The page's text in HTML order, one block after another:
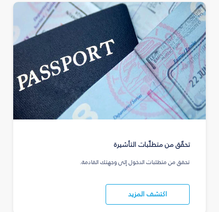
تحقّق من متطلّبات التأشيرة
تحقق من متطلبات الدخول إلى وجهتك القادمة.
اكتشف المزيد